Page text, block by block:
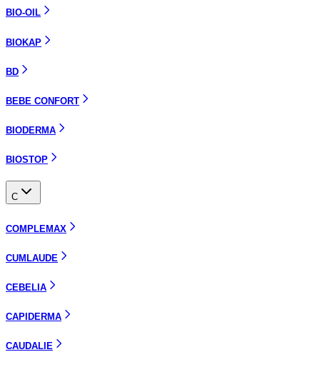
BIO-OIL
BIOKAP
BD
BEBE CONFORT
BIODERMA
BIOSTOP
C
COMPLEMAX
CUMLAUDE
CEBELIA
CAPIDERMA
CAUDALIE